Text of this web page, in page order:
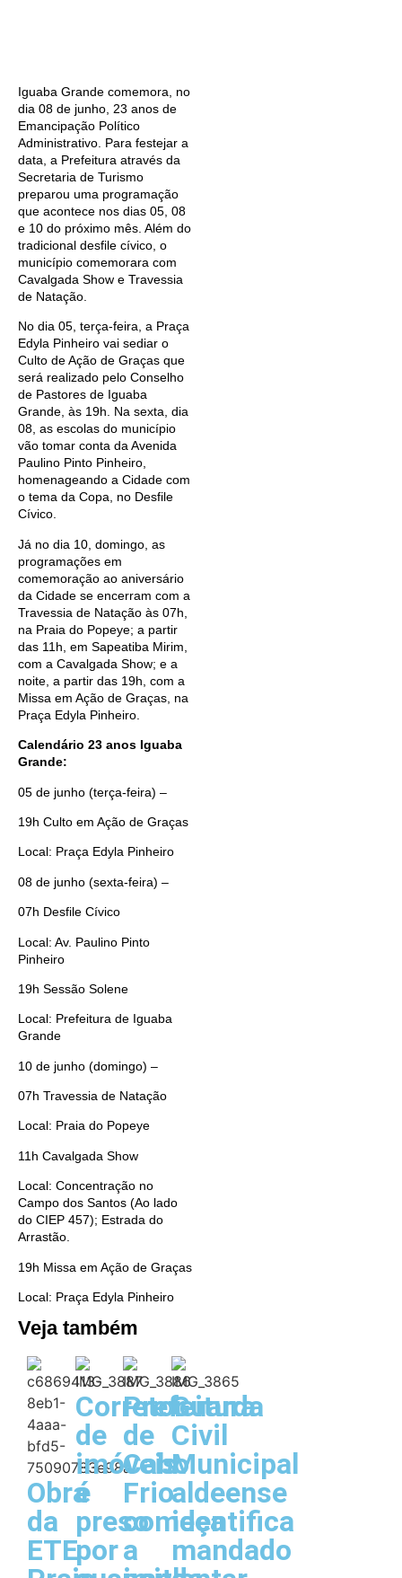
Iguaba Grande comemora, no
dia 08 de junho, 23 anos de
Emancipação Político
Administrativo. Para festejar a
data, a Prefeitura através da
Secretaria de Turismo
preparou uma programação
que acontece nos dias 05, 08
e 10 do próximo mês. Além do
tradicional desfile cívico, o
município comemorara com
Cavalgada Show e Travessia
de Natação.
No dia 05, terça-feira, a Praça
Edyla Pinheiro vai sediar o
Culto de Ação de Graças que
será realizado pelo Conselho
de Pastores de Iguaba
Grande, às 19h. Na sexta, dia
08, as escolas do município
vão tomar conta da Avenida
Paulino Pinto Pinheiro,
homenageando a Cidade com
o tema da Copa, no Desfile
Cívico.
Já no dia 10, domingo, as
programações em
comemoração ao aniversário
da Cidade se encerram com a
Travessia de Natação às 07h,
na Praia do Popeye; a partir
das 11h, em Sapeatiba Mirim,
com a Cavalgada Show; e a
noite, a partir das 19h, com a
Missa em Ação de Graças, na
Praça Edyla Pinheiro.
Calendário 23 anos Iguaba
Grande:
05 de junho (terça-feira) –
19h Culto em Ação de Graças
Local: Praça Edyla Pinheiro
08 de junho (sexta-feira) –
07h Desfile Cívico
Local: Av. Paulino Pinto
Pinheiro
19h Sessão Solene
Local: Prefeitura de Iguaba
Grande
10 de junho (domingo) –
07h Travessia de Natação
Local: Praia do Popeye
11h Cavalgada Show
Local: Concentração no
Campo dos Santos (Ao lado
do CIEP 457); Estrada do
Arrastão.
19h Missa em Ação de Graças
Local: Praça Edyla Pinheiro
Veja também
Obra
da
ETE
Corretor
de
imóveis
é
preso
por
Prefeitura
de
Cabo
Frio
começa
a
Guarda
Civil
Municipal
aldeense
identifica
mandado